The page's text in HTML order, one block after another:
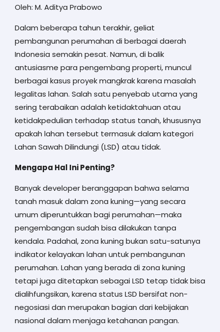
Oleh: M. Aditya Prabowo
Dalam beberapa tahun terakhir, geliat
pembangunan perumahan di berbagai daerah
Indonesia semakin pesat. Namun, di balik
antusiasme para pengembang properti, muncul
berbagai kasus proyek mangkrak karena masalah
legalitas lahan. Salah satu penyebab utama yang
sering terabaikan adalah ketidaktahuan atau
ketidakpedulian terhadap status tanah, khususnya
apakah lahan tersebut termasuk dalam kategori
Lahan Sawah Dilindungi (LSD) atau tidak.
Mengapa Hal Ini Penting?
Banyak developer beranggapan bahwa selama
tanah masuk dalam zona kuning—yang secara
umum diperuntukkan bagi perumahan—maka
pengembangan sudah bisa dilakukan tanpa
kendala. Padahal, zona kuning bukan satu-satunya
indikator kelayakan lahan untuk pembangunan
perumahan. Lahan yang berada di zona kuning
tetapi juga ditetapkan sebagai LSD tetap tidak bisa
dialihfungsikan, karena status LSD bersifat non-
negosiasi dan merupakan bagian dari kebijakan
nasional dalam menjaga ketahanan pangan.